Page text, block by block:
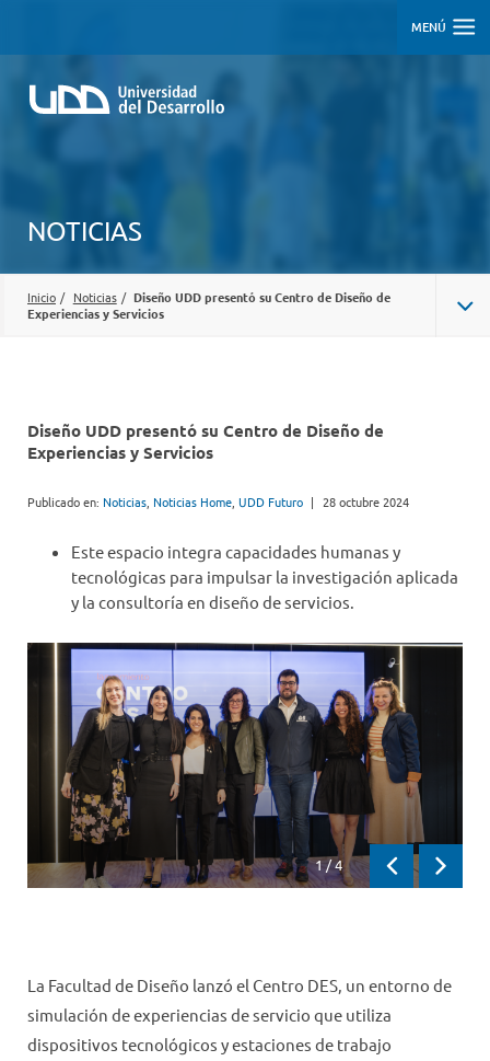
MENÚ
NOTICIAS
Inicio / Noticias / Diseño UDD presentó su Centro de Diseño de
Experiencias y Servicios
Diseño UDD presentó su Centro de Diseño de
Experiencias y Servicios
Publicado en: Noticias Noticias Home UDD Futuro | 28 octubre 2024
Este espacio integra capacidades humanas y
tecnológicas para impulsar la investigación aplicada
y la consultoría en diseño de servicios.
1/4
PreviousNext
La Facultad de Diseño lanzó el Centro DES, un entorno de
simulación de experiencias de servicio que utiliza
dispositivos tecnológicos y estaciones de trabajo